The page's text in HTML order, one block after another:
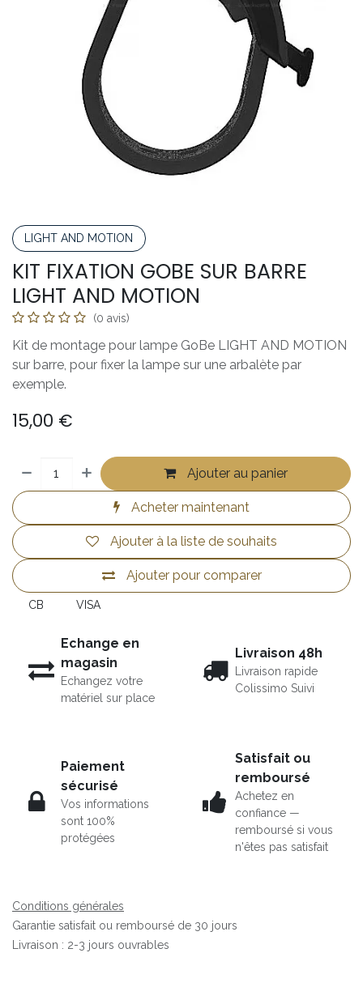
LIGHT AND MOTION
KIT FIXATION GOBE SUR BARRE
LIGHT AND MOTION
(0 avis)
Kit de montage pour lampe GoBe LIGHT AND MOTION
sur barre, pour fixer la lampe sur une arbalète par
exemple.
15,00 €
Ajouter au panier
Acheter maintenant
Ajouter pour comparer
Ajouter à la liste de souhaits
CB VISA
Echange en
magasin
Echangez votre
matériel sur place
Livraison 48h
Livraison rapide
Colissimo Suivi
Paiement
sécurisé
Vos informations
sont 100%
protégées
Satisfait ou
remboursé
Achetez en
confiance —
remboursé si vous
n'êtes pas satisfait
Conditions générales
Garantie satisfait ou remboursé de 30 jours
Livraison : 2-3 jours ouvrables